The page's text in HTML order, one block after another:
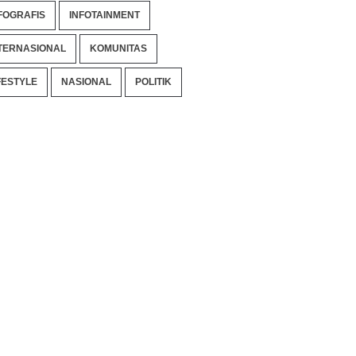
INFOTAINMENT
KOMUNITAS
NASIONAL POLITIK